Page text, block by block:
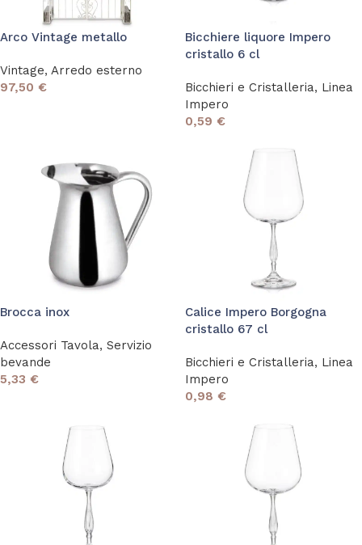
Arco Vintage metallo
Vintage, Arredo esterno
97,50 €
Bicchiere liquore Impero
cristallo 6 cl
Bicchieri e Cristalleria, Linea
Impero
0,59 €
Brocca inox
Accessori Tavola, Servizio
bevande
5,33 €
Calice Impero Borgogna
cristallo 67 cl
Bicchieri e Cristalleria, Linea
Impero
0,98 €